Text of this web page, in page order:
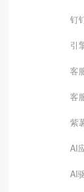
钉
引
客
客
紫
AI
AI